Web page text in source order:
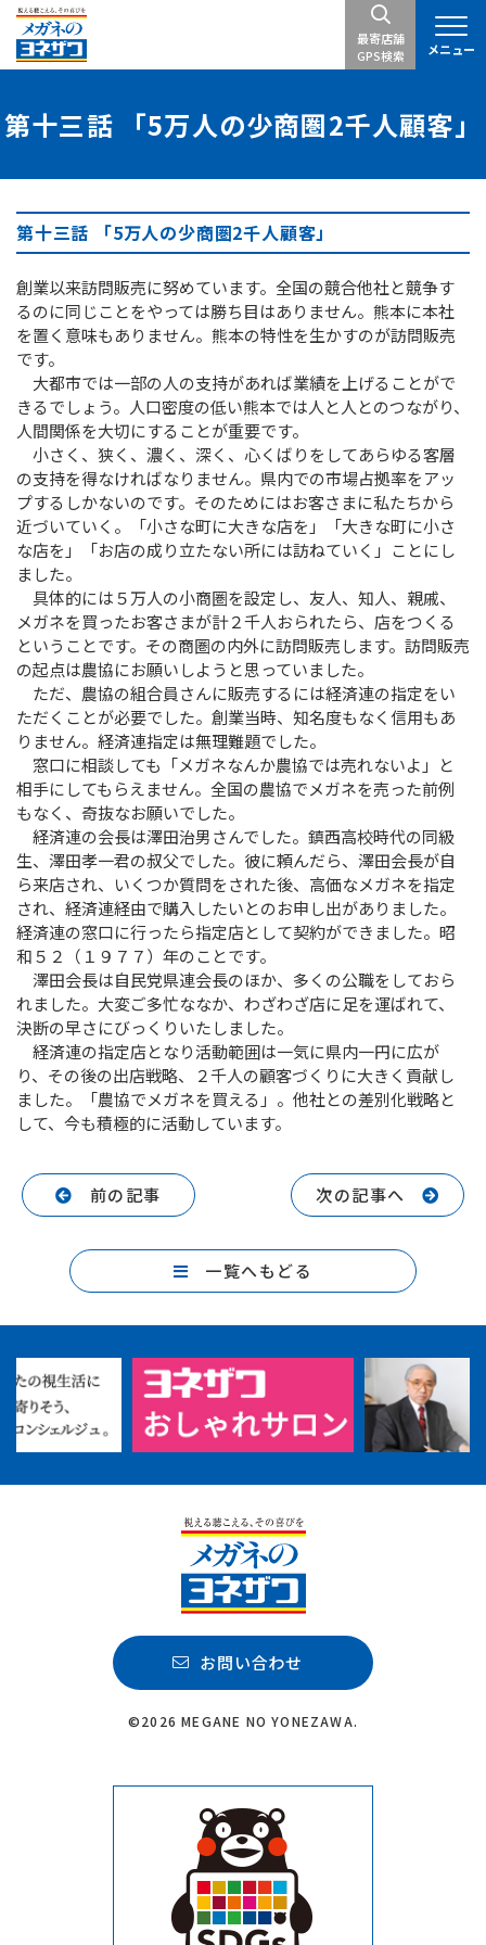
最寄店舗
GPS検索
第十三話 「5万人の少商圏2千人顧客」
第十三話 「5万人の少商圏2千人顧客」
創業以来訪問販売に努めています。全国の競合他社と競争す
るのに同じことをやっては勝ち目はありません。熊本に本社
を置く意味もありません。熊本の特性を生かすのが訪問販売
です。
大都市では一部の人の支持があれば業績を上げることがで
きるでしょう。人口密度の低い熊本では人と人とのつながり、
人間関係を大切にすることが重要です。
小さく、狭く、濃く、深く、心くばりをしてあらゆる客層
の支持を得なければなりません。県内での市場占拠率をアッ
プするしかないのです。そのためにはお客さまに私たちから
近づいていく。「小さな町に大きな店を」「大きな町に小さ
な店を」「お店の成り立たない所には訪ねていく」ことにし
ました。
具体的には５万人の小商圏を設定し、友人、知人、親戚、
メガネを買ったお客さまが計２千人おられたら、店をつくる
ということです。その商圏の内外に訪問販売します。訪問販売
の起点は農協にお願いしようと思っていました。
ただ、農協の組合員さんに販売するには経済連の指定をい
ただくことが必要でした。創業当時、知名度もなく信用もあ
りません。経済連指定は無理難題でした。
窓口に相談しても「メガネなんか農協では売れないよ」と
相手にしてもらえません。全国の農協でメガネを売った前例
もなく、奇抜なお願いでした。
経済連の会長は澤田治男さんでした。鎮西高校時代の同級
生、澤田孝一君の叔父でした。彼に頼んだら、澤田会長が自
ら来店され、いくつか質問をされた後、高価なメガネを指定
され、経済連経由で購入したいとのお申し出がありました。
経済連の窓口に行ったら指定店として契約ができました。昭
和５２（１９７７）年のことです。
澤田会長は自民党県連会長のほか、多くの公職をしておら
れました。大変ご多忙ななか、わざわざ店に足を運ばれて、
決断の早さにびっくりいたしました。
経済連の指定店となり活動範囲は一気に県内一円に広が
り、その後の出店戦略、２千人の顧客づくりに大きく貢献し
ました。「農協でメガネを買える」。他社との差別化戦略と
して、今も積極的に活動しています。
前の記事
一覧へもどる
次の記事へ
お問い合わせ
©2026 MEGANE NO YONEZAWA.
メニュー